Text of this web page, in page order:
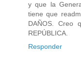
y que la
tiene que
DAÑOS. Creo
REPÚBLICA.
Responder